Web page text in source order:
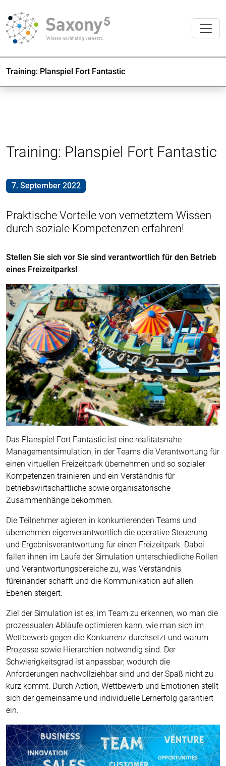
Training: Planspiel Fort Fantastic
Training: Planspiel Fort Fantastic
7. September 2022
Praktische Vorteile von vernetztem Wissen
durch soziale Kompetenzen erfahren!
Stellen Sie sich vor Sie sind verantwortlich für den Betrieb
eines Freizeitparks!
Das Planspiel Fort Fantastic ist eine realitätsnahe
Managementsimulation, in der Teams die Verantwortung für
einen virtuellen Freizeitpark übernehmen und so sozialer
Kompetenzen trainieren und ein Verständnis für
betriebswirtschaftliche sowie organisatorische
Zusammenhänge bekommen.
Die Teilnehmer agieren in konkurrierenden Teams und
übernehmen eigenverantwortlich die operative Steuerung
und Ergebnisverantwortung für einen Freizeitpark. Dabei
fallen ihnen im Laufe der Simulation unterschiedliche Rollen
und Verantwortungsbereiche zu, was Verständnis
füreinander schafft und die Kommunikation auf allen
Ebenen steigert.
Ziel der Simulation ist es, im Team zu erkennen, wo man die
prozessualen Abläufe optimieren kann, wie man sich im
Wettbewerb gegen die Konkurrenz durchsetzt und warum
Prozesse sowie Hierarchien notwendig sind. Der
Schwierigkeitsgrad ist anpassbar, wodurch die
Anforderungen nachvollziehbar sind und der Spaß nicht zu
kurz kommt. Durch Action, Wettbewerb und Emotionen stellt
sich der gemeinsame und individuelle Lernerfolg garantiert
ein.